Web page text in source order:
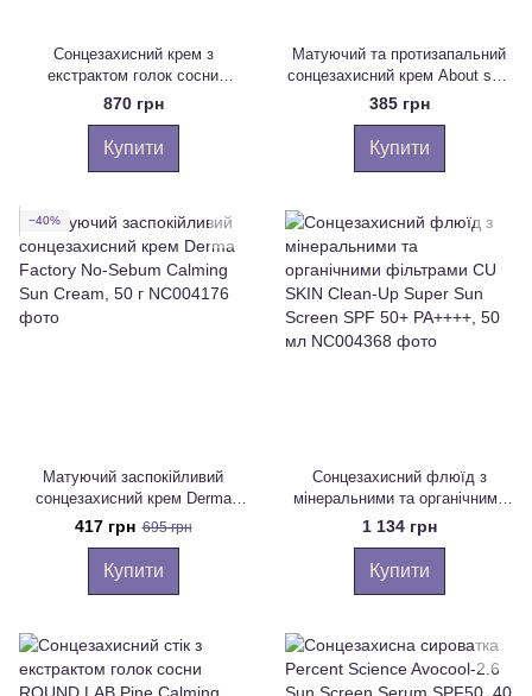
Сонцезахисний крем з
екстрактом голок сосни
ROUND LAB Pine Calming Cica
Sunscreen, 40 мл
870 грн
Купити
Матуючий та протизапальний
сонцезахисний крем About skin
Caresun Probiotic Matify Sun
Block SPF50+/PA++++, 30 мл
385 грн
Купити
−40%
Матуючий заспокійливий
сонцезахисний крем Derma
Factory No-Sebum Calming Sun
Cream, 50 г
417 грн 695 грн
Купити
Сонцезахисний флюїд з
мінеральними та органічними
фільтрами CU SKIN Clean-Up
Super Sun Screen SPF 50+
PA++++, 50 мл
1 134 грн
Купити